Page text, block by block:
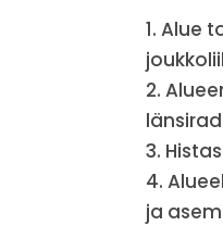
1. Alue
2.
3.
4.
ja